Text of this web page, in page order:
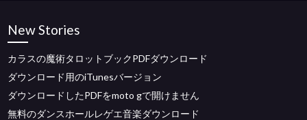
New Stories
カラスの魔術タロットブックPDFダウンロード
ダウンロード用のiTunesバージョン
ダウンロードしたPDFをmoto gで開けません
無料のダンスホールレゲエ音楽ダウンロード